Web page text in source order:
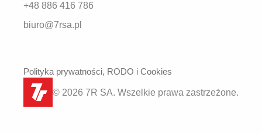
+48 886 416 786
biuro@7rsa.pl
© 2026 7R SA. Wszelkie prawa zastrzeżone.
Polityka prywatności, RODO i Cookies